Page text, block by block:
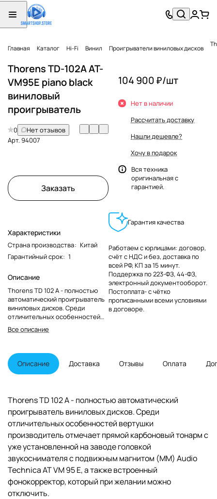
Главная Каталог Hi-Fi Винил Проигрыватели виниловых дисков
Thorens TD-102A AT-
VM95E piano black
виниловый
проигрыватель
0
Нет отзывов
Арт.94007
Заказать
Характеристики
Страна производства: Китай
Гарантийный срок: 1
Описание
Thorens TD 102 A - полностью
автоматический проигрыватель
виниловых дисков. Среди
отличительных особенностей
вертушки производитель
отмечает прямой карбоновый
заводе головкой
звукоснимателя с подвижным
магнитом (MM) Audio Technica
желании можно отключить.
Все описание
104 900 ₽/шт
Нет в наличии
Рассчитать доставку
Нашли дешевле?
Хочу в подарок
Вся техника
оригинальная с
гарантией.
Гарантия качества
Работаем с юрлицами: договор,
счёт с НДС и без, доставка по
всей РФ, КП за 15 минут.
Поддержка по 223-ФЗ, 44-ФЗ,
электронный документооборот.
Постоплата- с чётко
прописанными всеми условиями
в договоре.
Описание Доставка Отзывы Оплата
Thorens TD 102 A - полностью автоматический
проигрыватель виниловых дисков. Среди
отличительных особенностей вертушки
производитель отмечает прямой карбоновый тонарм с
уже установленной на заводе головкой
звукоснимателя с подвижным магнитом (MM) Audio
Technica AT VM 95 E, а также встроенный
фонокорректор, который при желании можно
отключить.